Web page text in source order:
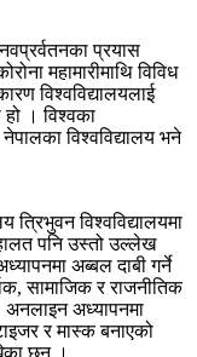
प्रयास
महामारीमाथि विविध
विश्वविद्यालयलाई
। विश्वका
विश्वविद्यालय भने
त्रिभुवन विश्वविद्यालयमा
पनि उस्तो उल्लेख
अब्बल दाबी गर्ने
सामाजिक र राजनीतिक
अध्यापनमा
र मास्क बनाएको
छन् ।